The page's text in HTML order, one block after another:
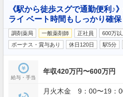
《駅から徒歩スグで通勤便利♪
ライ ベート時間もしっかり確保
調剤薬局 一般薬剤師 正社員 600万以
ボーナス・賞与あり
休日120日 駅5分
給与・手当
年収420万円〜600万円
月火木金 9：00〜